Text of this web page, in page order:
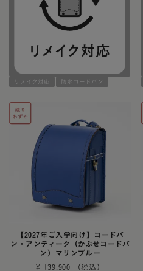
リメイク対応 防水コードバン
【2027年ご入学向け】コードバ
ン・アンティーク（かぶせコードバ
ン）マリンブルー
¥
139,900